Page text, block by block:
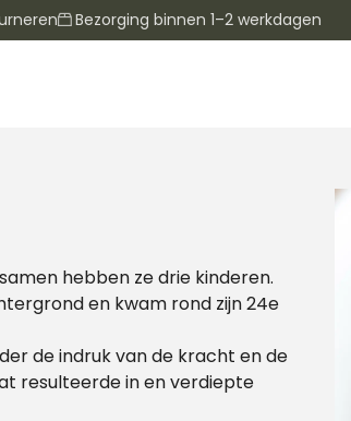
Bezorging binnen 1–2 werkdagen
hebben ze drie kinderen.
en kwam rond zijn 24e
de indruk van de kracht en de
resulteerde in en verdiepte